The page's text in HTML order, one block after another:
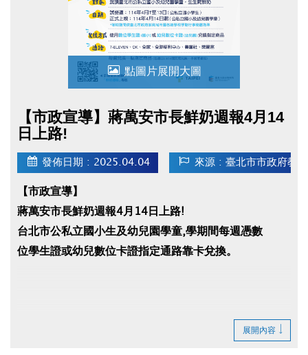
點圖片展開大圖
【市政宣導】蔣萬安市長鮮奶週報4月14
日上路!
發佈日期 : 2025.04.04 來源 : 臺北市市政府教
【市政宣導】
蔣萬安市長鮮奶週報4月14日上路!
台北市公私立國小生及幼兒園學童,學期間每週憑數
位學生證或幼兒數位卡證指定通路靠卡兌換。
展開內容